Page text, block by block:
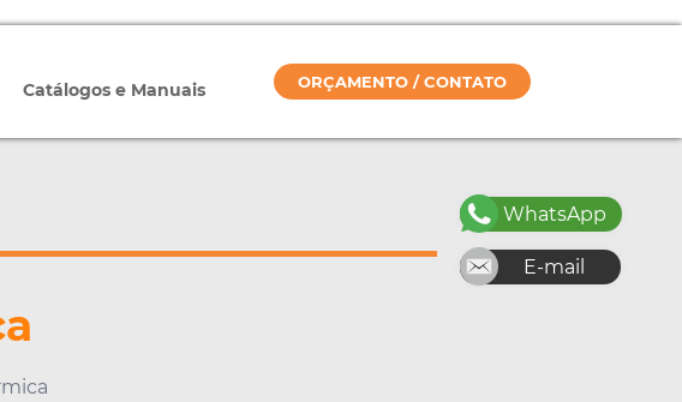
Catálogos e Manuais ORÇAMENTO / CONTATO
WhatsApp
E-mail